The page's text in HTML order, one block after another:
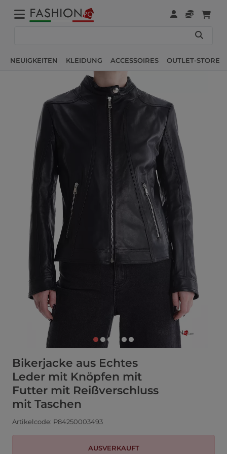
NEUIGKEITEN KLEIDUNG ACCESSOIRES OUTLET-STORE
Bikerjacke aus Echtes
Leder mit Knöpfen mit
Futter mit Reißverschluss
mit Taschen
Artikelcode: P84250003493
AUSVERKAUFT